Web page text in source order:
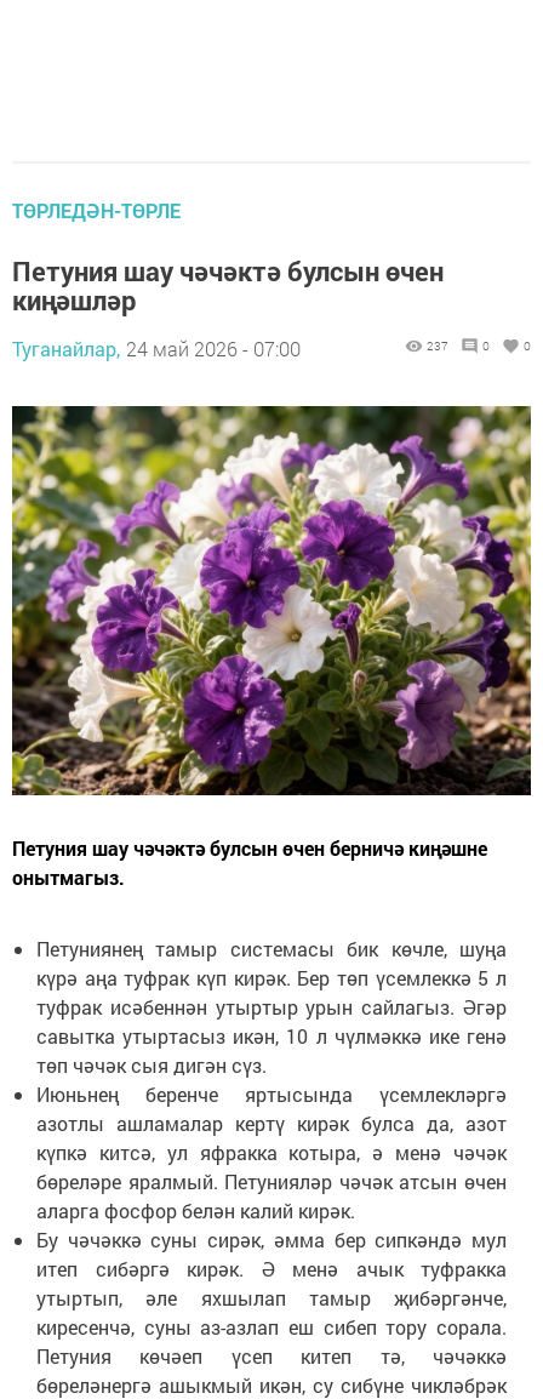
ТӨРЛЕДӘН-ТӨРЛЕ
Петуния шау чәчәктә булсын өчен
киңәшләр
Туганайлар, 24 май 2026 - 07:00 237 0 0
Петуния шау чәчәктә булсын өчен берничә киңәшне
онытмагыз.
Петуниянең тамыр системасы бик көчле, шуңа
күрә аңа туфрак күп кирәк. Бер төп үсемлеккә 5 л
туфрак исәбеннән утыртыр урын сайлагыз. Әгәр
савытка утыртасыз икән, 10 л чүлмәккә ике генә
төп чәчәк сыя дигән сүз.
Июньнең беренче яртысында үсемлекләргә
азотлы ашламалар кертү кирәк булса да, азот
күпкә китсә, ул яфракка котыра, ә менә чәчәк
бөреләре яралмый. Петунияләр чәчәк атсын өчен
аларга фосфор белән калий кирәк.
Бу чәчәккә суны сирәк, әмма бер сипкәндә мул
итеп сибәргә кирәк. Ә менә ачык туфракка
утыртып, әле яхшылап тамыр җибәргәнче,
киресенчә, суны аз-азлап еш сибеп тору сорала.
Петуния көчәеп үсеп китеп тә, чәчәккә
бөреләнергә ашыкмый икән, су сибүне чикләбрәк